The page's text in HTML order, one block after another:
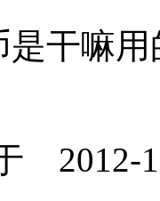
是干嘛用
2012-